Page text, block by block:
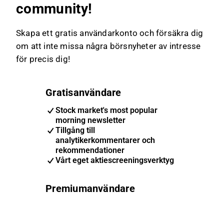
community!
Skapa ett gratis användarkonto och försäkra dig
om att inte missa några börsnyheter av intresse
för precis dig!
Gratisanvändare
Stock market's most popular
morning newsletter
Tillgång till
analytikerkommentarer och
rekommendationer
Vårt eget aktiescreeningsverktyg
Premiumanvändare